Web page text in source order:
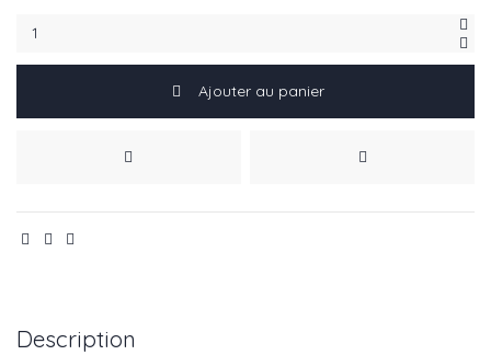
Ajouter au panier
Description